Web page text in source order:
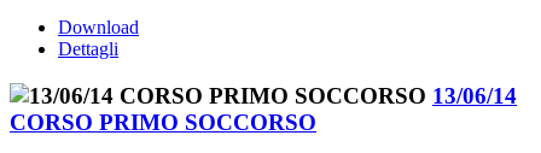
Download
Dettagli
13/06/14
CORSO PRIMO SOCCORSO